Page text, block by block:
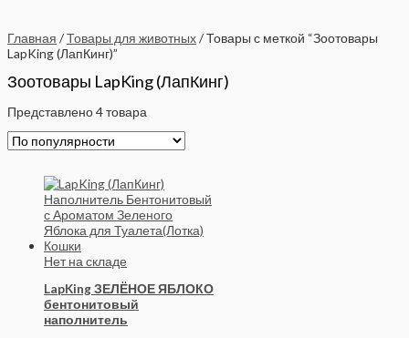
Главная /Товары для животных/ Товары с меткой “Зоотовары
LapKing (ЛапКинг)”
Зоотовары LapKing (ЛапКинг)
Представлено 4 товара
Нет на складе
LapKing ЗЕЛЁНОЕ ЯБЛОКО
бентонитовый
наполнитель